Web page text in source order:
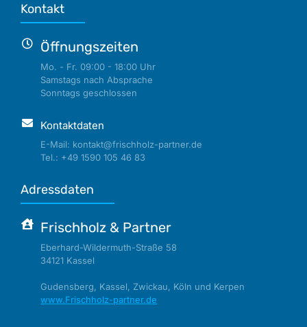
Kontakt
Öffnungszeiten
Mo. - Fr. 09:00 - 18:00 Uhr
Samstags nach Absprache
Sonntags geschlossen
Kontaktdaten
E-Mail: kontakt@frischholz-partner.de
Tel.: +49 1590 105 46 83
Adressdaten
Frischholz & Partner
Eberhard-Wildermuth-Straße 58
34121 Kassel
Gudensberg, Kassel, Zwickau, Köln und Kerpen
www.Frischholz-partner.de